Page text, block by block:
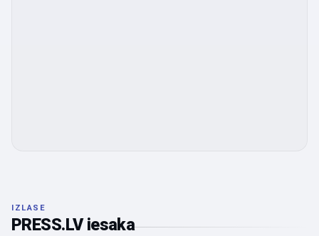
IZLASE
PRESS.LV iesaka